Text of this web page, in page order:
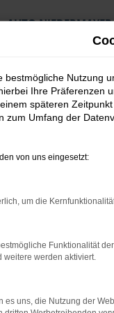
AUTO
Preiswerte
ist eine clevere
der in der
bestmögliche Nutzung
Ihre Präferenzen
späteren
zum Umfang der
von uns eingesetzt:
um die
Funktionalität
weitere werden aktiviert.
es uns, die Nutzung der